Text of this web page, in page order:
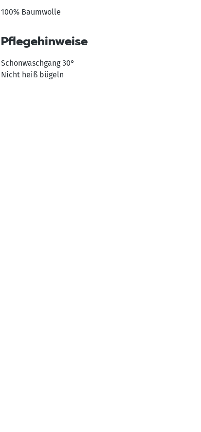
100% Baumwolle
Pflegehinweise
Schonwaschgang 30°
Nicht heiß bügeln